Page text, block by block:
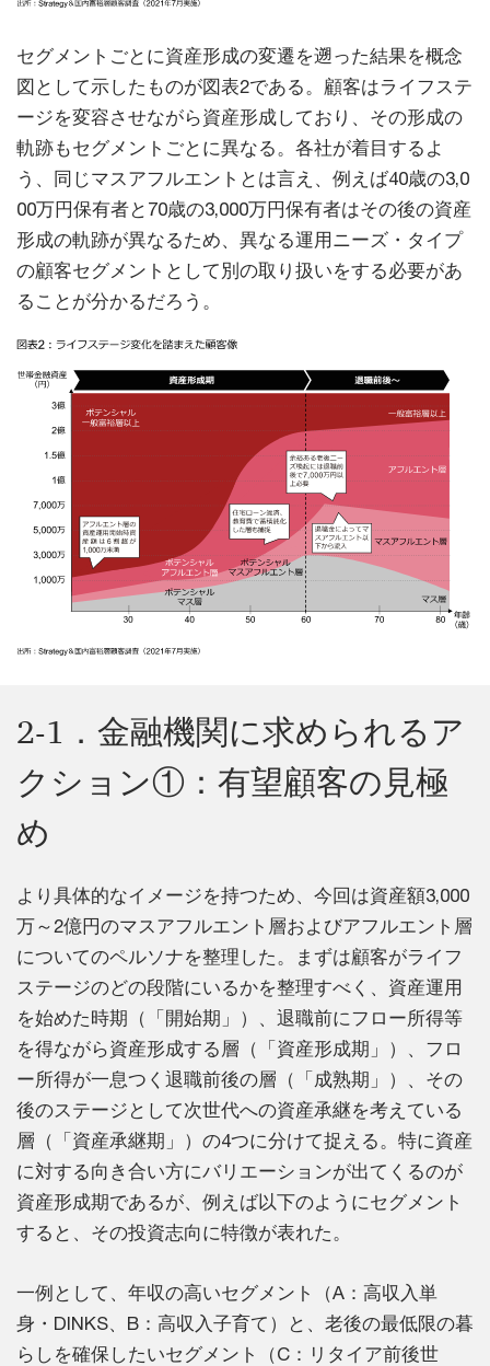
セグメントごとに資産形成の変遷を遡った結果を概念
図として示したものが図表2である。顧客はライフステ
ージを変容させながら資産形成しており、その形成の
軌跡もセグメントごとに異なる。各社が着目するよ
う、同じマスアフルエントとは言え、例えば40歳の3,0
00万円保有者と70歳の3,000万円保有者はその後の資産
形成の軌跡が異なるため、異なる運用ニーズ・タイプ
の顧客セグメントとして別の取り扱いをする必要があ
ることが分かるだろう。
2-1．金融機関に求められるア
クション①：有望顧客の見極
め
より具体的なイメージを持つため、今回は資産額3,000
万～2億円のマスアフルエント層およびアフルエント層
についてのペルソナを整理した。まずは顧客がライフ
ステージのどの段階にいるかを整理すべく、資産運用
を始めた時期（「開始期」）、退職前にフロー所得等
を得ながら資産形成する層（「資産形成期」）、フロ
ー所得が一息つく退職前後の層（「成熟期」）、その
後のステージとして次世代への資産承継を考えている
層（「資産承継期」）の4つに分けて捉える。特に資産
に対する向き合い方にバリエーションが出てくるのが
資産形成期であるが、例えば以下のようにセグメント
すると、その投資志向に特徴が表れた。
一例として、年収の高いセグメント（A：高収入単
身・DINKS、B：高収入子育て）と、老後の最低限の暮
らしを確保したいセグメント（C：リタイア前後世